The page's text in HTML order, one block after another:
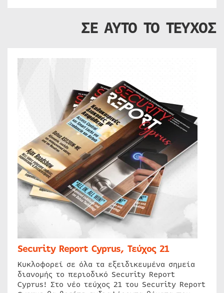
ΣΕ ΑΥΤΟ ΤΟ ΤΕΥΧΟΣ
Security Report Cyprus, Τεύχος 21
Κυκλοφορεί σε όλα τα εξειδικευμένα σημεία
διανομής το περιοδικό Security Report
Cyprus! Στο νέο τεύχος 21 του Security Report